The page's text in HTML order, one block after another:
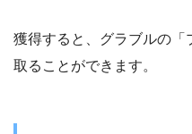
獲得すると、グラブルの「
取ることができます。